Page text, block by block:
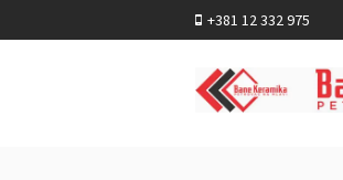
+381 12 332 975